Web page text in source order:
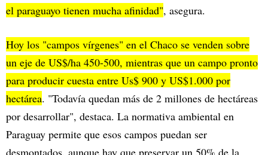
el paraguayo tienen mucha afinidad", asegura.
Hoy los "campos vírgenes" en el Chaco se venden sobre
un eje de US$/ha 450-500, mientras que un campo pronto
para producir cuesta entre Us$ 900 y US$1.000 por
hectárea. "Todavía quedan más de 2 millones de hectáreas
por desarrollar", destaca. La normativa ambiental en
Paraguay permite que esos campos puedan ser
desmontados, aunque hay que preservar un 50% de la